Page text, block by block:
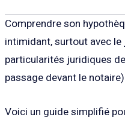
Comprendre son
intimidant, surtout avec le
particularités juridiques
passage devant le notaire).
Voici un guide simplifié